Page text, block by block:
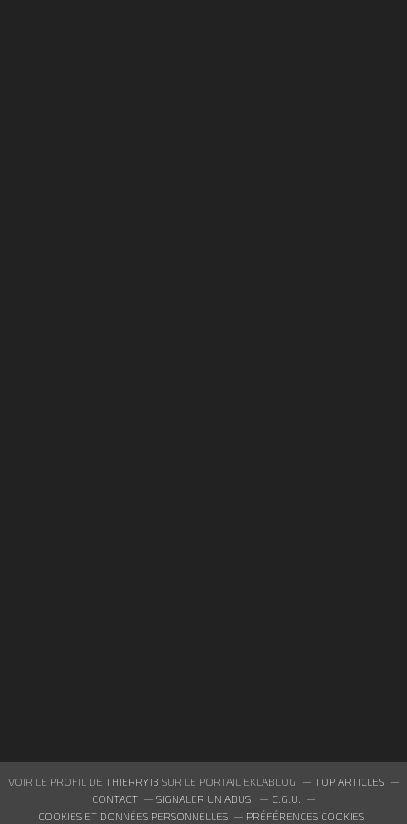
VOIR LE PROFIL DE THIERRY13 SUR LE PORTAIL EKLABLOG
TOP ARTICLES
CONTACT
SIGNALER UN ABUS
C.G.U.
COOKIES ET DONNÉES PERSONNELLES
PRÉFÉRENCES COOKIES